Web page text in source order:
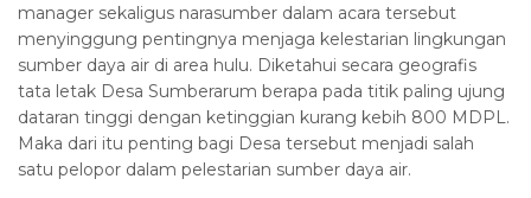
manager sekaligus narasumber dalam acara tersebut
menyinggung pentingnya menjaga kelestarian lingkungan
sumber daya air di area hulu. Diketahui secara geografis
tata letak Desa Sumberarum berapa pada titik paling ujung
dataran tinggi dengan ketinggian kurang kebih 800 MDPL.
Maka dari itu penting bagi Desa tersebut menjadi salah
satu pelopor dalam pelestarian sumber daya air.